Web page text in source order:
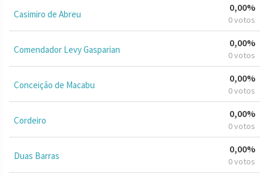
Casimiro de Abreu
0,00%
0 votos
Comendador Levy Gasparian
0,00%
0 votos
Conceição de Macabu
0,00%
0 votos
Cordeiro
0,00%
0 votos
Duas Barras
0,00%
0 votos